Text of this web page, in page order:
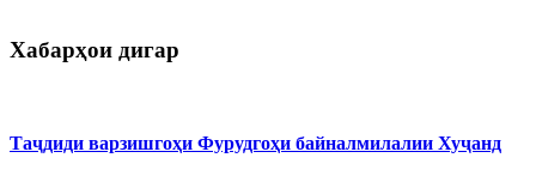
Хабарҳои дигар
Таҷдиди варзишгоҳи Фурудгоҳи байналмилалии Хуҷанд